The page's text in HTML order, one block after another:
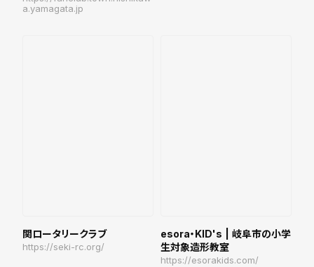
a.yamagata.jp
関ロータリークラブ
https://seki-rc.org/
esora・KID's | 岐阜市の小学
生対象造形教室
https://esorakids.com/